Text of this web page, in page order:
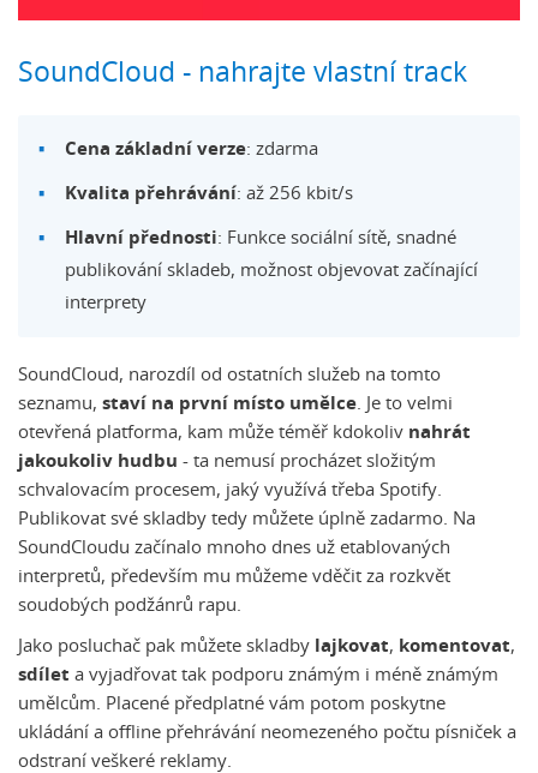
SoundCloud - nahrajte vlastní track
Cena základní verze: zdarma
Kvalita přehrávání: až 256 kbit/s
Hlavní přednosti: Funkce sociální sítě, snadné
publikování skladeb, možnost objevovat začínající
interprety
SoundCloud, narozdíl od ostatních služeb na tomto
seznamu, staví na první místo umělce. Je to velmi
otevřená platforma, kam může téměř kdokoliv nahrát
jakoukoliv hudbu - ta nemusí procházet složitým
schvalovacím procesem, jaký využívá třeba Spotify.
Publikovat své skladby tedy můžete úplně zadarmo. Na
SoundCloudu začínalo mnoho dnes už etablovaných
interpretů, především mu můžeme vděčit za rozkvět
soudobých podžánrů rapu.
Jako posluchač pak můžete skladby lajkovat, komentovat,
sdílet a vyjadřovat tak podporu známým i méně známým
umělcům. Placené předplatné vám potom poskytne
ukládání a offline přehrávání neomezeného počtu písniček a
odstraní veškeré reklamy.